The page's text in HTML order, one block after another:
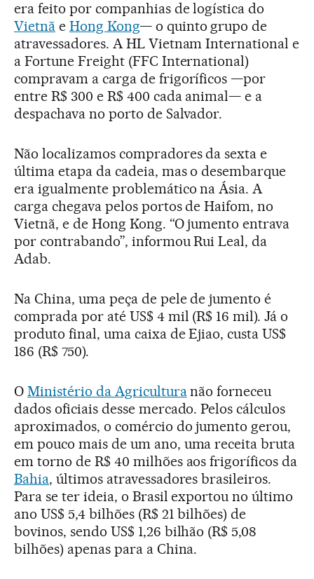
era feito por companhias de logística do
Vietnãe Hong Kong— o quinto grupo de
atravessadores. A HL Vietnam International e
a Fortune Freight (FFC International)
compravam a carga de frigoríficos —por
entre R$ 300 e R$ 400 cada animal— e a
despachava no porto de Salvador.
Não localizamos compradores da sexta e
última etapa da cadeia, mas o desembarque
era igualmente problemático na Ásia. A
carga chegava pelos portos de Haifom, no
Vietnã, e de Hong Kong. “O jumento entrava
por contrabando”, informou Rui Leal, da
Adab.
Na China, uma peça de pele de jumento é
comprada por até US$ 4 mil (R$ 16 mil). Já o
produto final, uma caixa de Ejiao, custa US$
186 (R$ 750).
O Ministério da Agriculturanão forneceu
dados oficiais desse mercado. Pelos cálculos
aproximados, o comércio do jumento gerou,
em pouco mais de um ano, uma receita bruta
em torno de R$ 40 milhões aos frigoríficos da
Bahia, últimos atravessadores brasileiros.
Para se ter ideia, o Brasil exportou no último
ano US$ 5,4 bilhões (R$ 21 bilhões) de
bovinos, sendo US$ 1,26 bilhão (R$ 5,08
bilhões) apenas para a China.